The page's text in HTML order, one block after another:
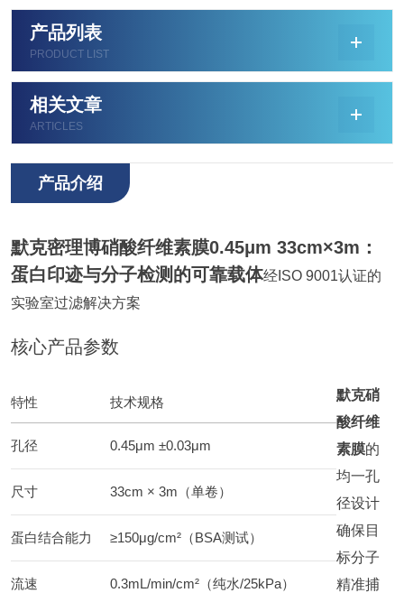
产品列表
PRODUCT LIST
相关文章
ARTICLES
产品介绍
默克密理博硝酸纤维素膜0.45μm 33cm×3m：
蛋白印迹与分子检测的可靠载体经ISO 9001认证的
实验室过滤解决方案
核心产品参数
特性 技术规格
孔径 0.45μm ±0.03μm
尺寸 33cm × 3m（单卷）
蛋白结合能力 ≥150μg/cm²（BSA测试）
流速 0.3mL/min/cm²（纯水/25kPa）
默克硝
酸纤维
素膜的
均一孔
径设计
确保目
标分子
精准捕